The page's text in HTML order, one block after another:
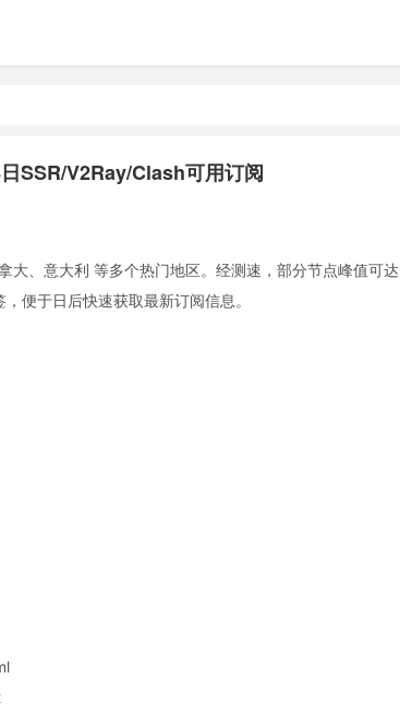
SSR/V2Ray/Clash可用订阅
大、意大利 等多个热门地区。经测速，部分节点峰值可
便于日后快速获取最新订阅信息。